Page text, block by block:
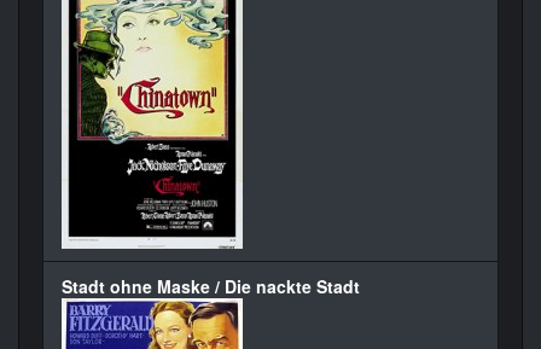
Stadt ohne Maske / Die nackte Stadt